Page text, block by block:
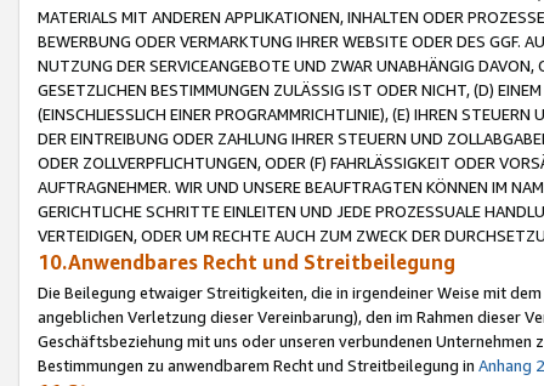
MATERIALS MIT ANDEREN APPLIKATIONEN, INHALTEN ODER
BEWERBUNG ODER VERMARKTUNG IHRER WEBSITE ODER DES GGF.
NUTZUNG DER SERVICEANGEBOTE UND ZWAR UNABHÄNGIG
GESETZLICHEN BESTIMMUNGEN ZULÄSSIG IST ODER NICHT, (D)
(EINSCHLIESSLICH EINER PROGRAMMRICHTLINIE), (E) IHREN
DER EINTREIBUNG ODER ZAHLUNG IHRER STEUERN UND
ODER ZOLLVERPFLICHTUNGEN, ODER (F) FAHRLÄSSIGKEIT ODER
AUFTRAGNEHMER. WIR UND UNSERE BEAUFTRAGTEN KÖNNEN IM
GERICHTLICHE SCHRITTE EINLEITEN UND JEDE PROZESSUALE
VERTEIDIGEN, ODER UM RECHTE AUCH ZUM ZWECK DER
10.Anwendbares Recht und Streitbeilegung
Die Beilegung etwaiger Streitigkeiten, die in irgendeiner Weise mit
angeblichen Verletzung dieser Vereinbarung), den im Rahmen dieser
Geschäftsbeziehung mit uns oder unseren verbundenen
Bestimmungen zu anwendbarem Recht und Streitbeilegung in Anhang 2